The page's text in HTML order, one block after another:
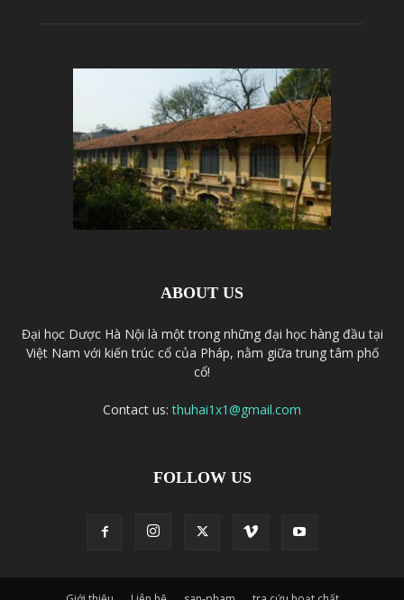
ABOUT US
Đại học Dược Hà Nội là một trong những đại học hàng đầu tại
Việt Nam với kiến trúc cổ của Pháp, nằm giữa trung tâm phố
cổ!
Contact us:thuhai1x1@gmail.com
FOLLOW US